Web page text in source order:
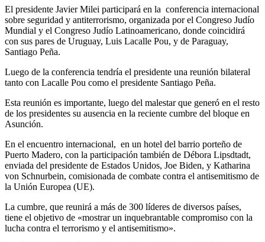
El presidente Javier Milei participará en la conferencia internacional
sobre seguridad y antiterrorismo, organizada por el Congreso Judío
Mundial y el Congreso Judío Latinoamericano, donde coincidirá
con sus pares de Uruguay, Luis Lacalle Pou, y de Paraguay,
Santiago Peña.
Luego de la conferencia tendría el presidente una reunión bilateral
tanto con Lacalle Pou como el presidente Santiago Peña.
Esta reunión es importante, luego del malestar que generó en el resto
de los presidentes su ausencia en la reciente cumbre del bloque en
Asunción.
En el encuentro internacional, en un hotel del barrio porteño de
Puerto Madero, con la participación también de Débora Lipsdtadt,
enviada del presidente de Estados Unidos, Joe Biden, y Katharina
von Schnurbein, comisionada de combate contra el antisemitismo de
la Unión Europea (UE).
La cumbre, que reunirá a más de 300 líderes de diversos países,
tiene el objetivo de «mostrar un inquebrantable compromiso con la
lucha contra el terrorismo y el antisemitismo».